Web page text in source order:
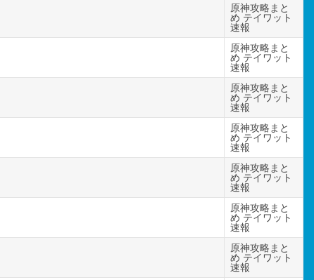
原神攻略まと
め テイワット
速報
原神攻略まと
め テイワット
速報
原神攻略まと
め テイワット
速報
原神攻略まと
め テイワット
速報
原神攻略まと
め テイワット
速報
原神攻略まと
め テイワット
速報
原神攻略まと
め テイワット
速報